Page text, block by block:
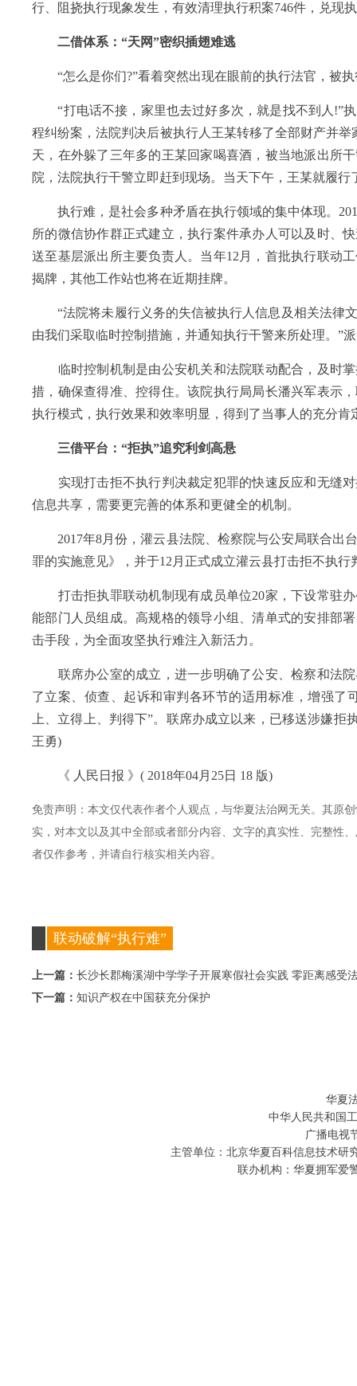
行、阻挠执行现象发生，有效清理执行积案746件，兑现
二借体系：“天网”密织插翅难逃
“怎么是你们?”看着突然出现在眼前的执行法官，被执
“打电话不接，家里也去过好多次，就是找不到人!”
程纠纷案，法院判决后被执行人王某转移了全部财产并举
天，在外躲了三年多的王某回家喝喜酒，被当地派出所
院，法院执行干警立即赶到现场。当天下午，王某就履行
执行难，是社会多种矛盾在执行领域的集中体现。
所的微信协作群正式建立，执行案件承办人可以及时、
送至基层派出所主要负责人。当年12月，首批执行联动
揭牌，其他工作站也将在近期挂牌。
“法院将未履行义务的失信被执行人信息及相关法律
由我们采取临时控制措施，并通知执行干警来所处理。”
临时控制机制是由公安机关和法院联动配合，及时掌
措，确保查得准、控得住。该院执行局局长潘兴军表示
执行模式，执行效果和效率明显，得到了当事人的充分肯
三借平台：“拒执”追究利剑高悬
实现打击拒不执行判决裁定犯罪的快速反应和无缝对
信息共享，需要更完善的体系和更健全的机制。
2017年8月份，灌云县法院、检察院与公安局联合出
罪的实施意见》，并于12月正式成立灌云县打击拒不执
打击拒执罪联动机制现有成员单位20家，下设常驻办
能部门人员组成。高规格的领导小组、清单式的安排部
击手段，为全面攻坚执行难注入新活力。
联席办公室的成立，进一步明确了公安、检察和法院
了立案、侦查、起诉和审判各环节的适用标准，增强了
上、立得上、判得下”。联席办成立以来，已移送涉嫌拒
王勇)
《 人民日报 》( 2018年04月25日 18 版)
免责声明：本文仅代表作者个人观点，与华夏法治网无关。其原
实，对本文以及其中全部或者部分内容、文字的真实性、完整性
者仅作参考，并请自行核实相关内容。
联动破解“执行难”
上一篇： 长沙长郡梅溪湖中学学子开展寒假社会实践 零距离感受
下一篇： 知识产权在中国获充分保护
华夏
中华人民共和国
广播电视
主管单位：北京华夏百科信息技术
联办机构：华夏拥军爱